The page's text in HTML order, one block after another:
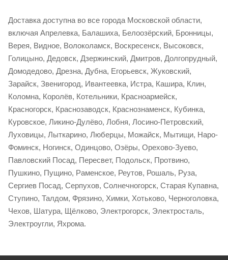
Доставка доступна во все города Московской области,
включая Апрелевка, Балашиха, Белоозёрский, Бронницы,
Верея, Видное, Волоколамск, Воскресенск, Высоковск,
Голицыно, Дедовск, Дзержинский, Дмитров, Долгопрудный,
Домодедово, Дрезна, Дубна, Егорьевск, Жуковский,
Зарайск, Звенигород, Ивантеевка, Истра, Кашира, Клин,
Коломна, Королёв, Котельники, Красноармейск,
Красногорск, Краснозаводск, Краснознаменск, Кубинка,
Куровское, Ликино-Дулёво, Лобня, Лосино-Петровский,
Луховицы, Лыткарино, Люберцы, Можайск, Мытищи, Наро-
Фоминск, Ногинск, Одинцово, Озёры, Орехово-Зуево,
Павловский Посад, Пересвет, Подольск, Протвино,
Пушкино, Пущино, Раменское, Реутов, Рошаль, Руза,
Сергиев Посад, Серпухов, Солнечногорск, Старая Купавна,
Ступино, Талдом, Фрязино, Химки, Хотьково, Черноголовка,
Чехов, Шатура, Щёлково, Электрогорск, Электросталь,
Электроугли, Яхрома.